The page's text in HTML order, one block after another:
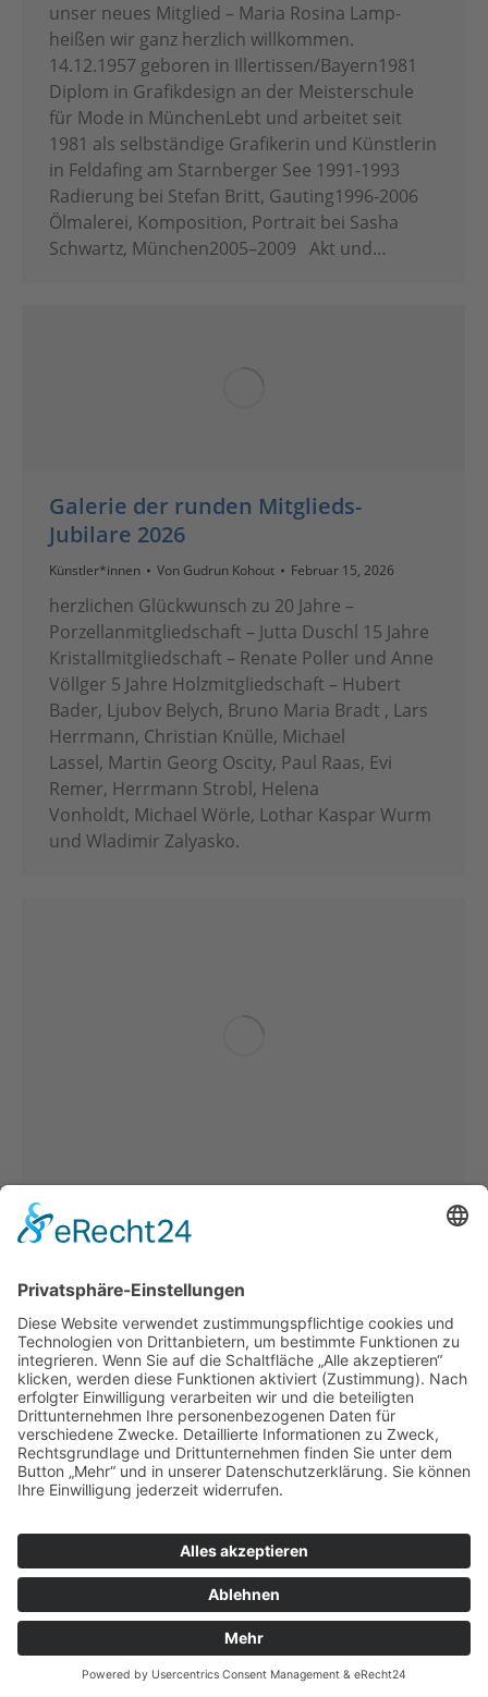
unser neues Mitglied – Maria Rosina Lamp-
heißen wir ganz herzlich willkommen.
14.12.1957 geboren in Illertissen/Bayern1981
Diplom in Grafikdesign an der Meisterschule
für Mode in MünchenLebt und arbeitet seit
1981 als selbständige Grafikerin und Künstlerin
in Feldafing am Starnberger See 1991-1993
Radierung bei Stefan Britt, Gauting1996-2006
Ölmalerei, Komposition, Portrait bei Sasha
Schwartz, München2005–2009 Akt und…
Galerie der runden Mitglieds-
Jubilare 2026
Künstler*innen Von Gudrun Kohout Februar 15, 2026
herzlichen Glückwunsch zu 20 Jahre –
Porzellanmitgliedschaft – Jutta Duschl 15 Jahre
Kristallmitgliedschaft – Renate Poller und Anne
Völlger 5 Jahre Holzmitgliedschaft – Hubert
Bader, Ljubov Belych, Bruno Maria Bradt , Lars
Herrmann, Christian Knülle, Michael
Lassel, Martin Georg Oscity, Paul Raas, Evi
Remer, Herrmann Strobl, Helena
Vonholdt, Michael Wörle, Lothar Kaspar Wurm
und Wladimir Zalyasko.
Abschied nehmen von
Künstler*innen Von Gudrun Kohout
Manfred Gleixner – unserem Malerkollegen
und Freund. Er wurde 1941 in München
geboren. Ende der 1950er Jahre absolvierte er
eine Ausbildung zum Kulissenmaler und Maler
für Kinowerbung. 1961erlernte er die Technik
des Siebdrucks. Ab 1990 lernte er
Argentinischen Tango kennen und lieben.
Inspiriert von seiner Leidenschaft, malte er
Tanzpaare und Tangomusiker in Acryl und als…
© 2019 - 2024 Münchener Künstlergenossenschaft königlich privilegiert
1868. Alle Rechte vorbehalten | Webentwicklung:Top MedienDesign -
Agentur für Werbung und Kommunikation